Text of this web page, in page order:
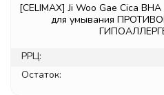
[CELIMAX] Ji Woo Gae Cica
для умывания
РРЦ:
Остаток: